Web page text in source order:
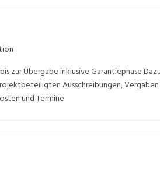
Übergabe inklusive Garantiephase
Ausschreibungen,
und Termine